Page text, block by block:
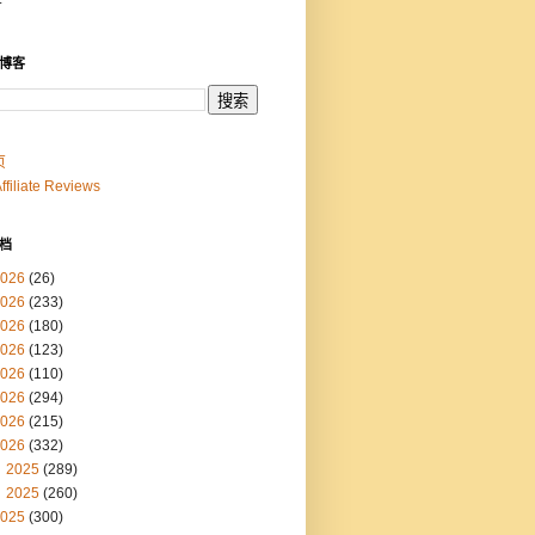
客
Reviews
(26)
(233)
(180)
(123)
(110)
(294)
(215)
(332)
2025 (289)
2025 (260)
(300)